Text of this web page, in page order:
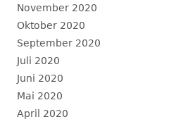
November 2020
Oktober 2020
September 2020
Juli 2020
Juni 2020
Mai 2020
April 2020